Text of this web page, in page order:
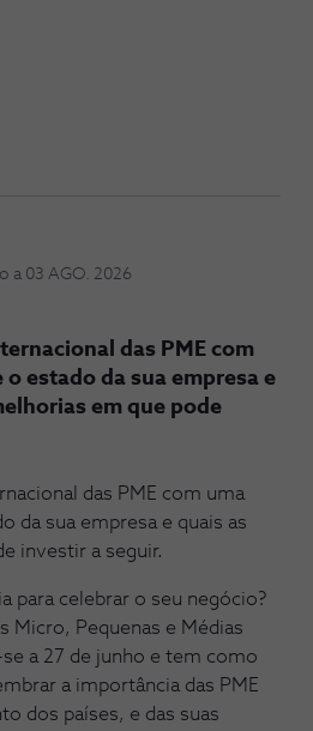
a 03 AGO. 2026
das PME com
estado da sua empresa e
em que pode
das PME com uma
da sua empresa e quais as
investir a seguir.
para celebrar o seu negócio?
Micro, Pequenas e Médias
a 27 de junho e tem como
a importância das PME
dos países, e das suas